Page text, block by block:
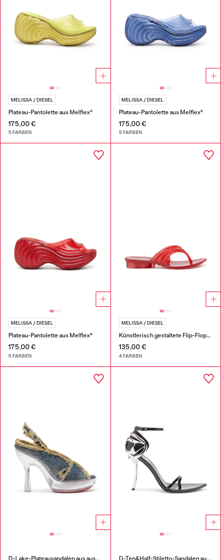
MELISSA / DIESEL
Plateau-Pantolette aus Melflex®
175,00 €
5 FARBEN
MELISSA / DIESEL
Plateau-Pantolette aus Melflex®
175,00 €
5 FARBEN
MELISSA / DIESEL
Plateau-Pantolette aus Melflex®
175,00 €
5 FARBEN
MELISSA / DIESEL
Künstlerisch gestaltete Flip-Flops aus Melflex®
135,00 €
4 FARBEN